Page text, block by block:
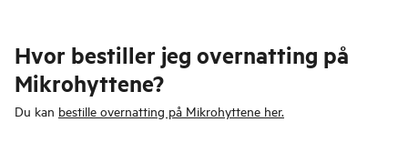
Hvor bestiller jeg overnatting på
Mikrohyttene?
Du kan bestille overnatting på Mikrohyttene her.